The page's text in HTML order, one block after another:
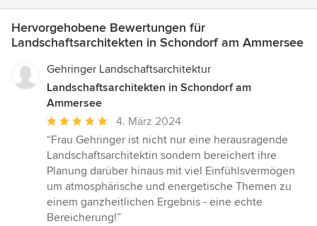
Hervorgehobene Bewertungen für
Landschaftsarchitekten in Schondorf am Ammersee
Gehringer Landschaftsarchitektur
Landschaftsarchitekten in Schondorf am
Ammersee
Durchschnittliche
Bewertung:
5
von
5
Sternen
4. März 2024
“Frau Gehringer ist nicht nur eine herausragende
Landschaftsarchitektin sondern bereichert ihre
Planung darüber hinaus mit viel Einfühlsvermögen
um atmosphärische und energetische Themen zu
einem ganzheitlichen Ergebnis - eine echte
Bereicherung!”